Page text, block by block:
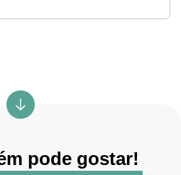
pode gostar!
abril de 2026